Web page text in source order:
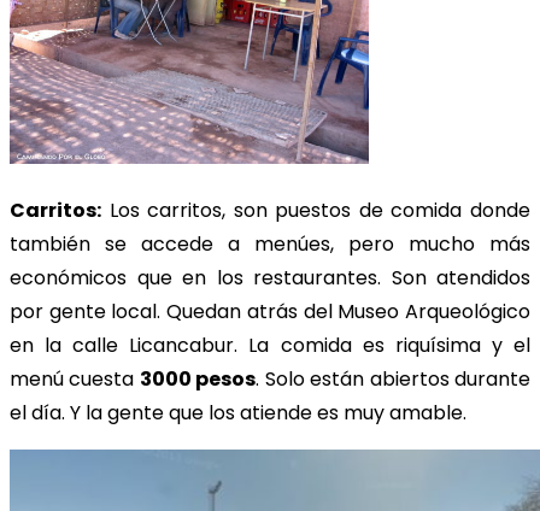
Carritos: Los carritos, son puestos de comida donde
también se accede a menúes, pero mucho más
económicos que en los restaurantes. Son atendidos
por gente local. Quedan atrás del Museo Arqueológico
en la calle Licancabur. La comida es riquísima y el
menú cuesta 3000 pesos. Solo están abiertos durante
el día. Y la gente que los atiende es muy amable.